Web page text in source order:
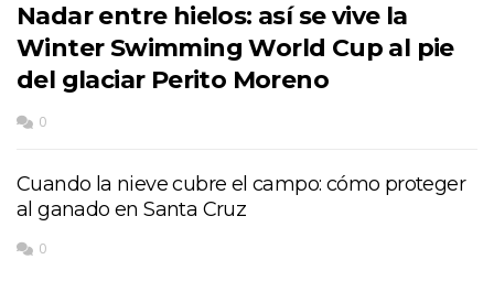
Nadar entre hielos: así se vive la
Winter Swimming World Cup al pie
del glaciar Perito Moreno
0
Cuando la nieve cubre el campo: cómo proteger
al ganado en Santa Cruz
0